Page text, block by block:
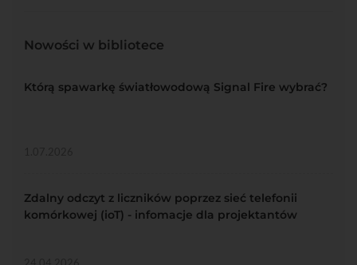
Nowości w bibliotece
Którą spawarkę światłowodową Signal Fire wybrać?
Zdalny odczyt z liczników poprzez sieć telefonii
komórkowej (ioT) - infomacje dla projektantów